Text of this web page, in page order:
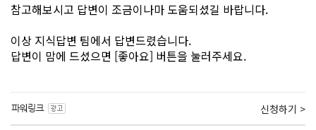
참고해보시고 답변이 조금이나마 도움되셨길 바랍니다.
이상 지식답변 팀에서 답변드렸습니다.
답변이 맘에 드셨으면 [좋아요] 버튼을 눌러주세요.
신청하기 >